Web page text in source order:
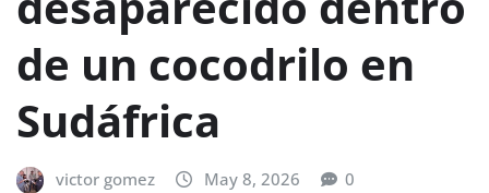
de un cocodrilo en
Sudáfrica
victor gomez May 8, 2026 0